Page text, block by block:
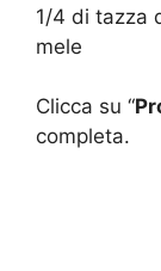
1/4 di tazza
mele
Clicca su “
completa.